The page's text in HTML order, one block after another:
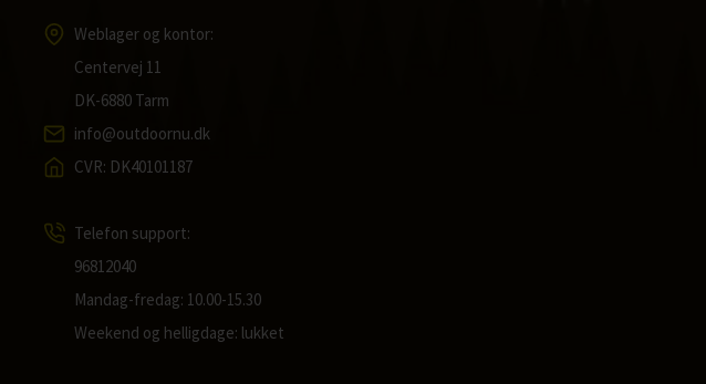
Weblager og kontor:
Centervej 11
DK-6880 Tarm
info@outdoornu.dk
CVR: DK40101187
Telefon support:
96812040
Mandag-fredag: 10.00-15.30
Weekend og helligdage: lukket